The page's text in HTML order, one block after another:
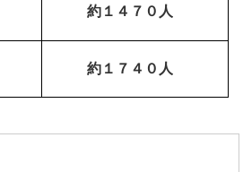
約１４７０人
約１７４０人